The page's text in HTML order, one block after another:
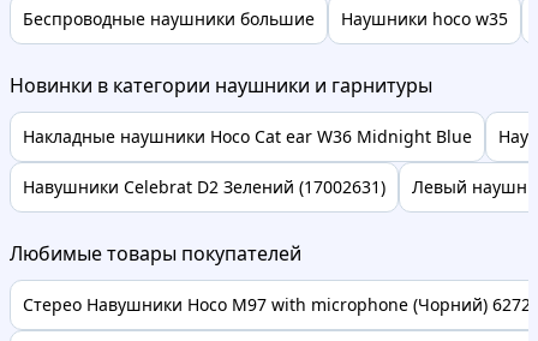
Беспроводные наушники большие Наушники hoco w35
Новинки в категории наушники и гарнитуры
Накладные наушники Hoco Cat ear W36 Midnight Blue
Навушники Celebrat D2 Зелений (17002631) Левый
Любимые товары покупателей
Стерео Навушники Hoco M97 with microphone (Чорний)